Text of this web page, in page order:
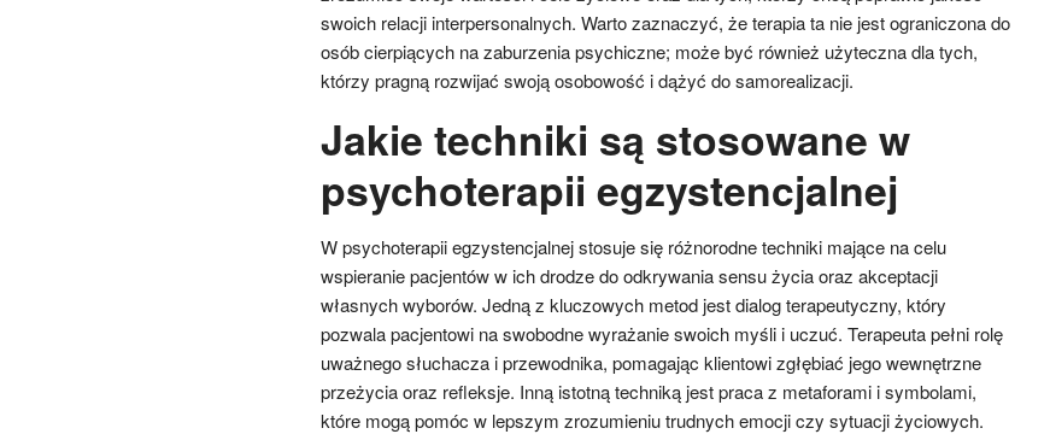
swoich relacji interpersonalnych. Warto zaznaczyć, że terapia ta nie jest ograniczona do
osób cierpiących na zaburzenia psychiczne; może być również użyteczna dla tych,
którzy pragną rozwijać swoją osobowość i dążyć do samorealizacji.
Jakie techniki są stosowane w
psychoterapii egzystencjalnej
W psychoterapii egzystencjalnej stosuje się różnorodne techniki mające na celu
wspieranie pacjentów w ich drodze do odkrywania sensu życia oraz akceptacji
własnych wyborów. Jedną z kluczowych metod jest dialog terapeutyczny, który
pozwala pacjentowi na swobodne wyrażanie swoich myśli i uczuć. Terapeuta pełni rolę
uważnego słuchacza i przewodnika, pomagając klientowi zgłębiać jego wewnętrzne
przeżycia oraz refleksje. Inną istotną techniką jest praca z metaforami i symbolami,
które mogą pomóc w lepszym zrozumieniu trudnych emocji czy sytuacji życiowych.